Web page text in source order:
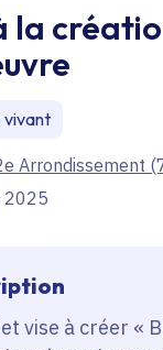
la
vivant
Arrondissement
2025
vise à créer «